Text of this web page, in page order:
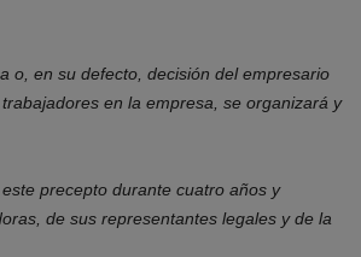
o, en su defecto, decisión del empresario
en la empresa, se organizará y
precepto durante cuatro años y
de sus representantes legales y de la